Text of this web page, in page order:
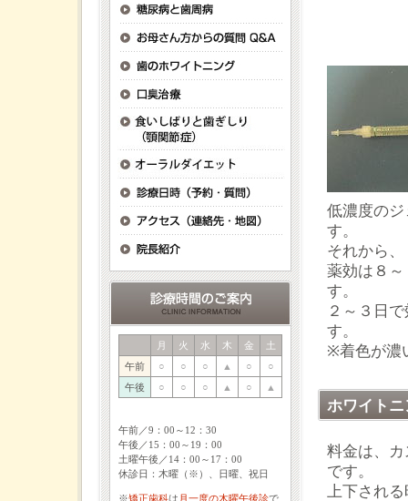
月 火 水 木 金
土
午前
○ ○ ○ ▲ ○
○
午後
○ ○ ○ ▲ ○ ▲
午前／9：00～12：30
午後／15：00～19：00
土曜午後／14：00～17：00
休診日：木曜（※）、日曜、祝日
※矯正歯科は 月一度の木曜午後診で
低濃度の
す。
それから
薬効は８
す。
２～３日
す。
※着色が濃
ホワイト
料金は、
です。
上下され